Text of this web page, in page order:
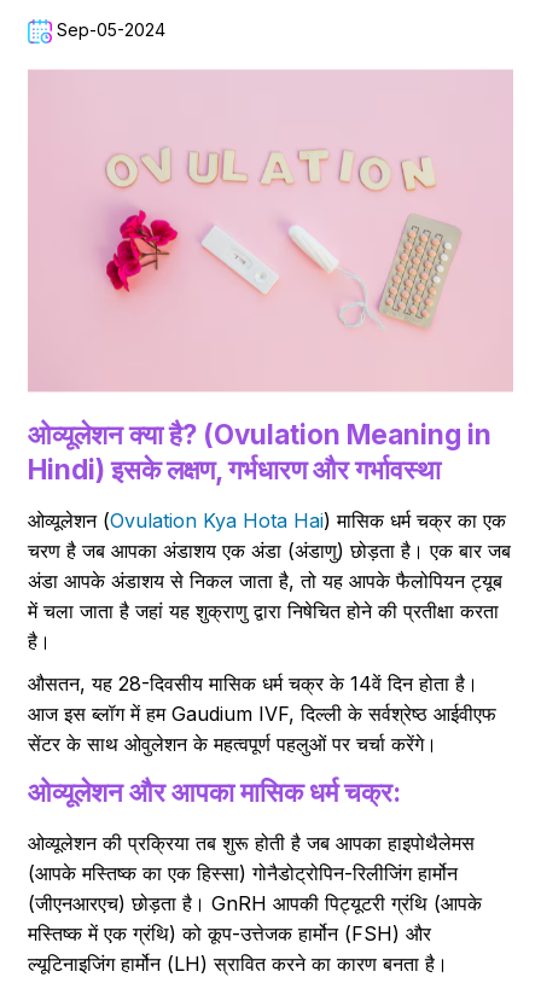
Sep-05-2024
ओव्यूलेशन क्या है? (Ovulation Meaning in
Hindi) इसके लक्षण, गर्भधारण और गर्भावस्था
ओव्यूलेशन (Ovulation Kya Hota Hai) मासिक धर्म चक्र का एक
चरण है जब आपका अंडाशय एक अंडा (अंडाणु) छोड़ता है। एक बार जब
अंडा आपके अंडाशय से निकल जाता है, तो यह आपके फैलोपियन ट्यूब
में चला जाता है जहां यह शुक्राणु द्वारा निषेचित होने की प्रतीक्षा करता
है।
औसतन, यह 28-दिवसीय मासिक धर्म चक्र के 14वें दिन होता है।
आज इस ब्लॉग में हम Gaudium IVF, दिल्ली के सर्वश्रेष्ठ आईवीएफ
सेंटर के साथ ओवुलेशन के महत्वपूर्ण पहलुओं पर चर्चा करेंगे।
ओव्यूलेशन और आपका मासिक धर्म चक्र:
ओव्यूलेशन की प्रक्रिया तब शुरू होती है जब आपका हाइपोथैलेमस
(आपके मस्तिष्क का एक हिस्सा) गोनैडोट्रोपिन-रिलीजिंग हार्मोन
(जीएनआरएच) छोड़ता है। GnRH आपकी पिट्यूटरी ग्रंथि (आपके
मस्तिष्क में एक ग्रंथि) को कूप-उत्तेजक हार्मोन (FSH) और
ल्यूटिनाइजिंग हार्मोन (LH) स्रावित करने का कारण बनता है।